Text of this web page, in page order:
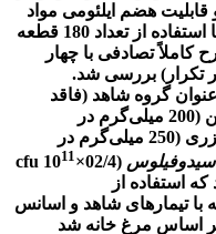
هضم ایلئومی مواد
مغذی در بلدرچین‌های تخم‌گذار ژاپنی با استفاده از تعداد 180 قطعه
قالب طرح کاملاً تصادفی با چهار
تکرار) بررسی شد.
گروه شاهد (فاقد
افزودنی)، جیره پایه+ اُکسی‌تتراسایکلین (200 میلی‌گرم در
کیلوگرم)، جیره پایه+ اسانس درمنه خزری (250 میلی‌گرم در
(cfu 10
11×02/4
استفاده از
با تیمارهای شاهد و اسانس
اساس مرغ خانه شد